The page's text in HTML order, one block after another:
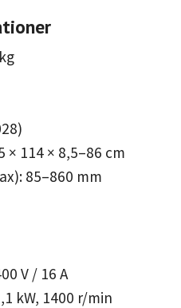
× 114 × 8,5–86 cm
85–860 mm
V / 16 A
kW, 1400 r/min